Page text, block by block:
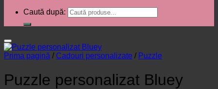
Caută după:
Prima pagină / Cadouri personalizate / Puzzle
Puzzle personalizat Bluey